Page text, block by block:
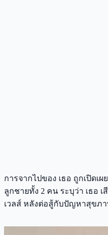
การจากไปของ เธอ ถูกเปิดเผ
ลูกชายทั้ง 2 คน ระบุว่า เธอ
เวลส์ หลังต่อสู้กับปัญหาสุขภา